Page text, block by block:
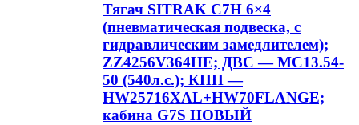
Тягач SITRAK С7Н 6×4
(пневматическая подвеска, с
гидравлическим замедлителем);
ZZ4256V364HE; ДВС — MC13.54-
50 (540л.с.); КПП —
HW25716XAL+HW70FLANGE;
кабина G7S НОВЫЙ